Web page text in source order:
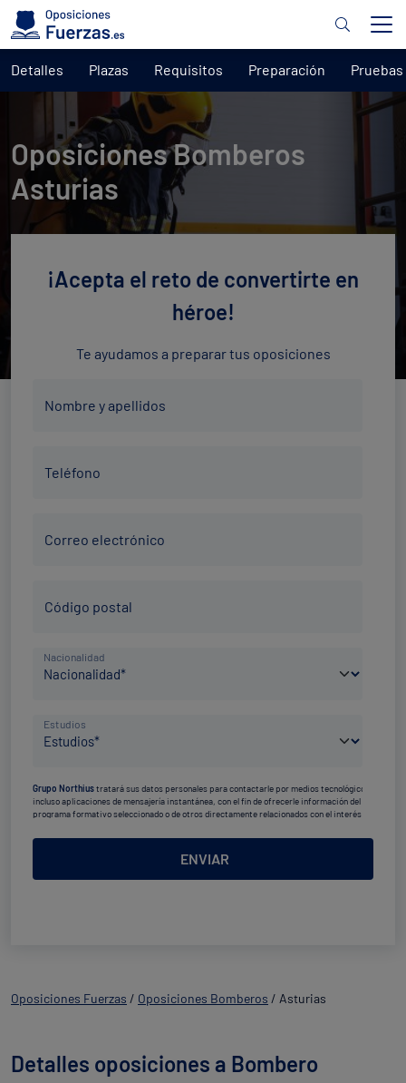
Oposiciones Bomberos
Asturias
Detalles Plazas Requisitos Preparación Pruebas
¡Acepta el reto de convertirte en
héroe!
Te ayudamos a preparar tus oposiciones
Nombre y apellidos
Teléfono
electrónico
Correo electrónico
Postal
Código postal
País
de
Nacionalidad
Nivel
de
*
Estudios
Grupo Northiustratará sus datos personales para contactarle por medios tecnológicos,
incluso aplicaciones de mensajería instantánea, con el fin de ofrecerle información del
programa formativo seleccionado o de otros directamente relacionados con el interés
correspondiente. Compartiremos su solicitud con las empresas que conforman elGrupo
servicios de acuerdo a su petición. Quedan reconocidos los derechos de acceso,
rectificación, supresión, oposición, limitación, tal y como se explica en la
ENVIAR
Oposiciones Fuerzas / Oposiciones Bomberos / Asturias
Detalles oposiciones a Bombero